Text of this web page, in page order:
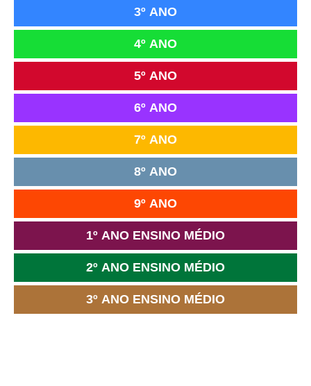
3º ANO
4º ANO
5º ANO
6º ANO
7º ANO
8º ANO
9º ANO
1º ANO ENSINO MÉDIO
2º ANO ENSINO MÉDIO
3º ANO ENSINO MÉDIO